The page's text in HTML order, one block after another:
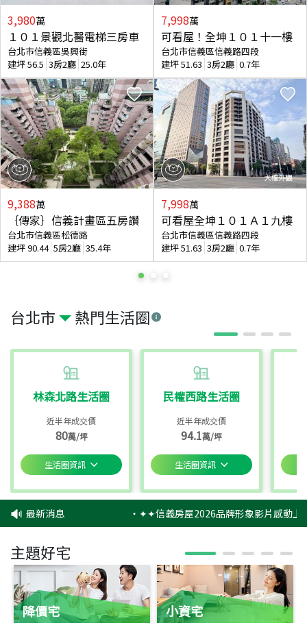
台北市 熱門生活圈
林森北路生活圈
近半年成交價
80萬/坪
生活圈資訊
民權西路生活圈
近半年成交價
94.1萬/坪
生活圈資訊
3,980萬
１０１景觀北醫電梯三房車
台北市信義區吳興街
建坪56.5 3房2廳 25.0年
9,388萬
｛傳家｝信義計畫區五房讚
台北市信義區松德路
建坪90.44 5房2廳 35.4年
7,998萬
可看屋！全坤１０１十一樓
台北市信義區信義路四段
建坪51.63 3房2廳 0.7年
7,998萬
可看屋全坤１０１Ａ１九樓
台北市信義區信義路四段
建坪51.63 3房2廳 0.7年
最新消息 ‧✦✦信義房屋2026品牌形象影片感動上
主題好宅
降價宅 小資宅